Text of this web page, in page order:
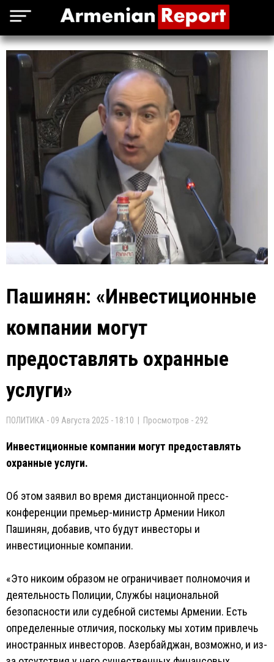
Пашинян: «Инвестиционные
компании могут
предоставлять охранные
услуги»
ПОЛИТИКА - 09 Августа 2025 - 18:10 | Просмотров - 292
Инвестиционные компании могут предоставлять
охранные услуги.
Об этом заявил во время дистанционной пресс-
конференции премьер-министр Армении Никол
Пашинян, добавив, что будут инвесторы и
инвестиционные компании.
«Это никоим образом не ограничивает полномочия и
деятельность Полиции, Службы национальной
безопасности или судебной системы Армении. Есть
определенные отличия, поскольку мы хотим привлечь
иностранных инвесторов. Азербайджан, возможно, и из-